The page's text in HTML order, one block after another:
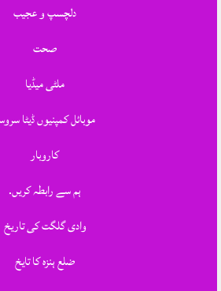
دلچسپ و عجیب
صحت
ملٹی میڈیا
موبائل کمپنیوں ڈیٹا
کاروبار
ہم سے رابطہ کریں.
وادی گلگت کی تاریخ
ضلع ہنزہ کا تایخ